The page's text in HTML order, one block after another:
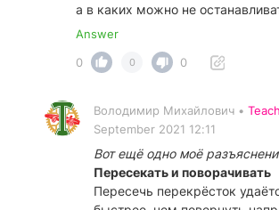
а в каких можно не
Answer
0
0 0
Володимир Михайлович •
September 2021 12:11
Вот ещё одно моё
Пересекать и поворачивать
Пересечь перекрёсток